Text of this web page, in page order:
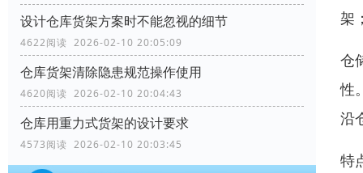
设计仓库货架方案时不能忽视的细节
4622阅读 2026-02-10 20:05:09
仓库货架清除隐患规范操作使用
4620阅读 2026-02-10 20:04:43
仓库用重力式货架的设计要求
4573阅读 2026-02-10 20:03:45
架
仓
性
沿
特